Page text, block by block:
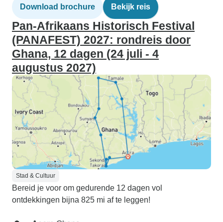
Download brochure Bekijk reis
Pan-Afrikaans Historisch Festival
(PANAFEST) 2027: rondreis door
Ghana, 12 dagen (24 juli - 4
augustus 2027)
Stad & Cultuur
Bereid je voor om gedurende 12 dagen vol
ontdekkingen bijna 825 mi af te leggen!